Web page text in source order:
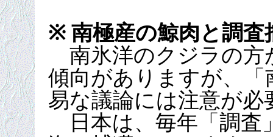
※ 南極産の鯨肉と調査
南氷洋のクジラの方
傾向がありますが、
易な議論には注意が必
日本は、毎年「調査